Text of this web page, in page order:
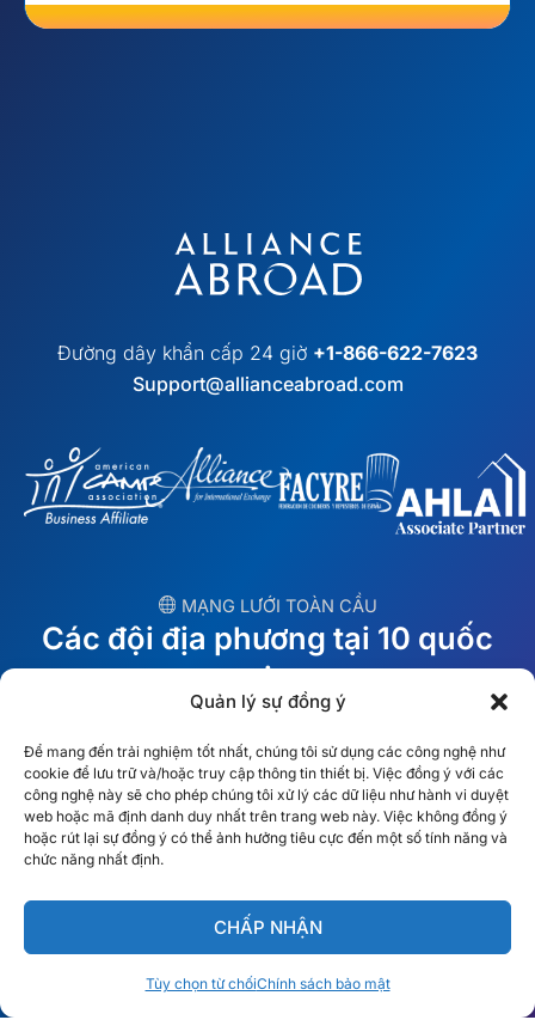
Quản lý sự đồng ý
Để mang đến trải nghiệm tốt nhất, chúng tôi sử dụng các công nghệ như
cookie để lưu trữ và/hoặc truy cập thông tin thiết bị. Việc đồng ý với các
công nghệ này sẽ cho phép chúng tôi xử lý các dữ liệu như hành vi duyệt
web hoặc mã định danh duy nhất trên trang web này. Việc không đồng ý
hoặc rút lại sự đồng ý có thể ảnh hưởng tiêu cực đến một số tính năng và
chức năng nhất định.
CHẤP NHẬN
Tùy chọn từ chốiChính sách bảo mật
Đường dây khẩn cấp 24 giờ +1-866-622-7623
Support@allianceabroad.com
︎ MẠNG LƯỚI TOÀN CẦU
Các đội địa phương tại 10 quốc
gia
MỸ
Dubai
México
España
Ireland
Ba Lan
Úc
S. Châu Phi
Tìm đội ngũ tại địa phương của bạn →
Tiếng Việt